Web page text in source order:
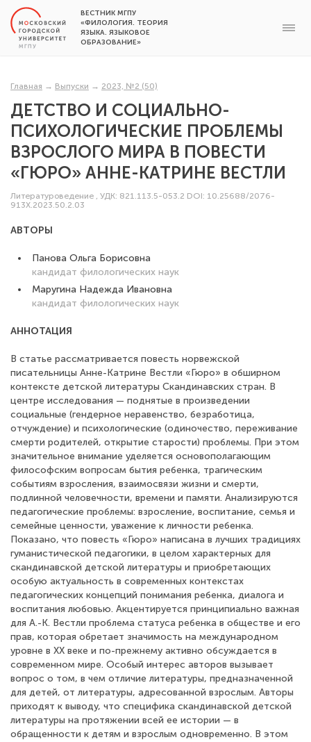
ВЕСТНИК МГПУ
«ФИЛОЛОГИЯ. ТЕОРИЯ
ЯЗЫКА. ЯЗЫКОВОЕ
ОБРАЗОВАНИЕ»
Главная → Выпуски → 2023, №2 (50)
ДЕТСТВО И СОЦИАЛЬНО-
ПСИХОЛОГИЧЕСКИЕ ПРОБЛЕМЫ
ВЗРОСЛОГО МИРА В ПОВЕСТИ
«ГЮРО» АННЕ-КАТРИНЕ ВЕСТЛИ
Литературоведение , УДК: 821.113.5-053.2 DOI: 10.25688/2076-
913X.2023.50.2.03
АВТОРЫ
Панова Ольга Борисовна
кандидат филологических наук
Маругина Надежда Ивановна
кандидат филологических наук
АННОТАЦИЯ
В статье рассматривается повесть норвежской
писательницы Анне-Катрине Вестли «Гюро» в обширном
контексте детской литературы Скандинавских стран. В
центре исследования — поднятые в произведении
социальные (гендерное неравенство, безработица,
отчуждение) и психологические (одиночество, переживание
смерти родителей, открытие старости) проблемы. При этом
значительное внимание уделяется основополагающим
философским вопросам бытия ребенка, трагическим
событиям взросления, взаимосвязи жизни и смерти,
подлинной человечности, времени и памяти. Анализируются
педагогические проблемы: взросление, воспитание, семья и
семейные ценности, уважение к личности ребенка.
Показано, что повесть «Гюро» написана в лучших традициях
гуманистической педагогики, в целом характерных для
скандинавской детской литературы и приобретающих
особую актуальность в современных контекстах
педагогических концепций понимания ребенка, диалога и
воспитания любовью. Акцентируется принципиально важная
для А.-К. Вестли проблема статуса ребенка в обществе и его
прав, которая обретает значимость на международном
уровне в XX веке и по-прежнему активно обсуждается в
современном мире. Особый интерес авторов вызывает
вопрос о том, в чем отличие литературы, предназначенной
для детей, от литературы, адресованной взрослым. Авторы
приходят к выводу, что специфика скандинавской детской
литературы на протяжении всей ее истории — в
обращенности к детям и взрослым одновременно. В этом